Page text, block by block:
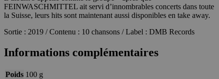
FEINWASCHMITTEL ait servi d’innombrables concerts dans toute
la Suisse, leurs hits sont maintenant aussi disponibles en take away.
Sortie : 2019 / Contenu : 10 chansons / Label : DMB Records
Informations complémentaires
Poids 100 g